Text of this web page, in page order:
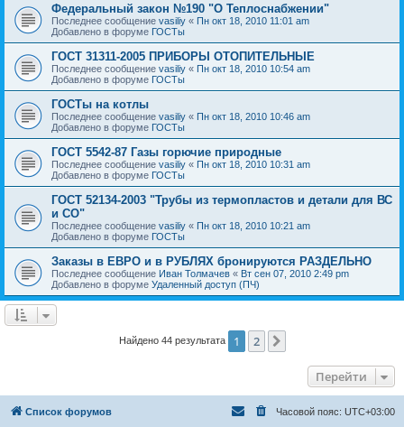
Федеральный закон №190 "О Теплоснабжении"
Последнее сообщение vasiliy « Пн окт 18, 2010 11:01 am
Добавлено в форуме ГОСТы
ГОСТ 31311-2005 ПРИБОРЫ ОТОПИТЕЛЬНЫЕ
Последнее сообщение vasiliy « Пн окт 18, 2010 10:54 am
Добавлено в форуме ГОСТы
ГОСТы на котлы
Последнее сообщение vasiliy « Пн окт 18, 2010 10:46 am
Добавлено в форуме ГОСТы
ГОСТ 5542-87 Газы горючие природные
Последнее сообщение vasiliy « Пн окт 18, 2010 10:31 am
Добавлено в форуме ГОСТы
ГОСТ 52134-2003 "Трубы из термопластов и детали для ВС
и СО"
Последнее сообщение vasiliy « Пн окт 18, 2010 10:21 am
Добавлено в форуме ГОСТы
Заказы в ЕВРО и в РУБЛЯХ бронируются РАЗДЕЛЬНО
Последнее сообщение Иван Толмачев « Вт сен 07, 2010 2:49 pm
Добавлено в форуме Удаленный доступ (ПЧ)
Найдено 44 результата 1 2
Перейти
Список форумов Часовой пояс: UTC+03:00